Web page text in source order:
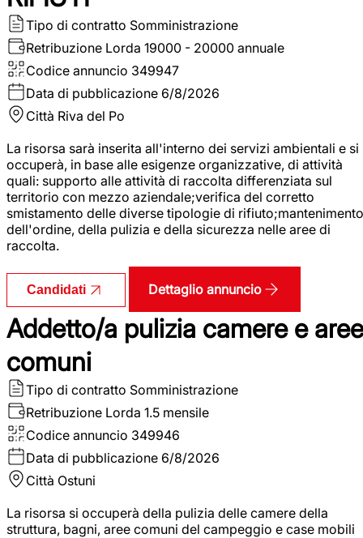
Tipo di contratto Somministrazione
Retribuzione Lorda 19000 - 20000 annuale
Codice annuncio 349947
Data di pubblicazione 6/8/2026
Città Riva del Po
La risorsa sarà inserita all'interno dei servizi ambientali e si
occuperà, in base alle esigenze organizzative, di attività
quali: supporto alle attività di raccolta differenziata sul
territorio con mezzo aziendale;verifica del corretto
smistamento delle diverse tipologie di rifiuto;mantenimento
dell'ordine, della pulizia e della sicurezza nelle aree di
raccolta.
Candidati Dettaglio annuncio
Addetto/a pulizia camere e aree
comuni
Tipo di contratto Somministrazione
Retribuzione Lorda 1.5 mensile
Codice annuncio 349946
Data di pubblicazione 6/8/2026
Città Ostuni
La risorsa si occuperà della pulizia delle camere della
struttura, bagni, aree comuni del campeggio e case mobili